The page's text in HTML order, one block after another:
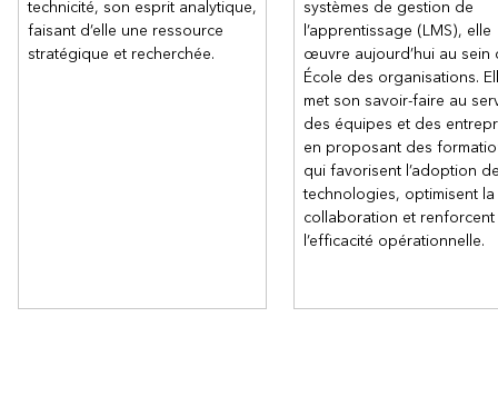
technicité, son esprit analytique,
faisant d’elle une ressource
stratégique et recherchée.
systèmes de gestion de
l’apprentissage (LMS), elle
œuvre aujourd’hui au sein
École des organisations.
met son savoir-faire au
des équipes et des
en proposant des
qui favorisent l’adoption
technologies, optimisent la
collaboration et renforcent
l’efficacité opérationnelle.